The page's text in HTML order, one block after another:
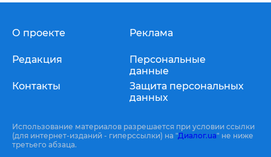
О проекте
Редакция
Контакты
Реклама
Персональные
данные
Защита персональных
данных
Использование материалов разрешается при условии ссылки
(для интернет-изданий - гиперссылки) на "Диалог.ua" не ниже
третьего абзаца.